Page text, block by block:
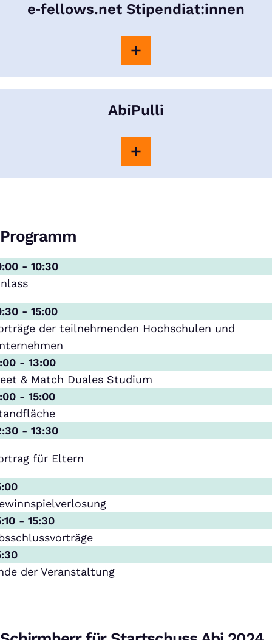
e‑fellows.net Stipendiat:innen
AbiPulli
Programm
- 10:30
- 15:00
der teilnehmenden Hochschulen und
- 13:00
& Match Duales Studium
- 15:00
- 13:30
für Eltern
- 15:30
der Veranstaltung